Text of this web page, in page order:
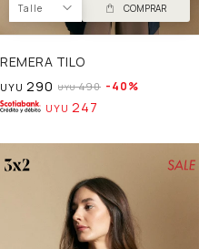
Talle COMPRAR
REMERA TILO
UYU 290 UYU 490 40
UYU 247